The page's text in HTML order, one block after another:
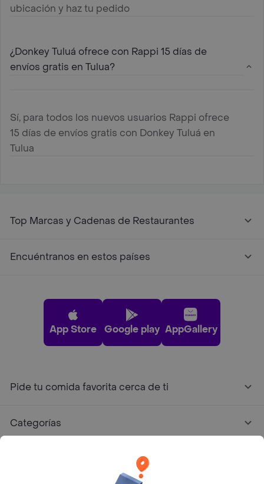
ubicación y haz tu pedido
¿Donkey Tuluá ofrece con Rappi 15 días de
envíos gratis en Tulua?
Sí, para todos los nuevos usuarios Rappi ofrece
15 días de envíos gratis con Donkey Tuluá en
Tulua
Top Marcas y Cadenas de Restaurantes
Encuéntranos en estos países
App Store Google play AppGallery
Pide tu comida favorita cerca de ti
Categorías